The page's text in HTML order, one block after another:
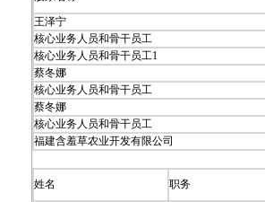
王泽宁
核心业务人员和骨干员工
核心业务人员和骨干员工1
蔡冬娜
核心业务人员和骨干员工
蔡冬娜
核心业务人员和骨干员工
福建含羞草农业开发有限公司
姓名 职务